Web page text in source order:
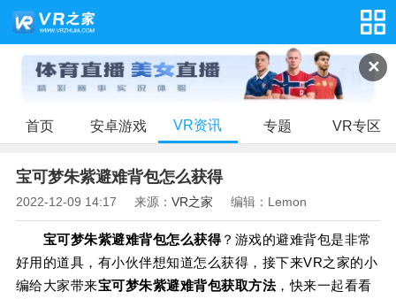
✕
首页 安卓游戏 VR资讯 专题 VR专区
宝可梦朱紫避难背包怎么获得
2022-12-09 14:17 来源： VR之家 编辑：Lemon
宝可梦朱紫避难背包怎么获得？游戏的避难背包是非常
好用的道具，有小伙伴想知道怎么获得，接下来VR之家的小
编给大家带来宝可梦朱紫避难背包获取方法，快来一起看看